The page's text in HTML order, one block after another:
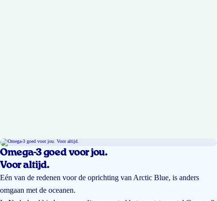
Omega-3 goed voor jou.
Voor altijd.
Eén van de redenen voor de oprichting van Arctic Blue, is anders
omgaan met de oceanen.